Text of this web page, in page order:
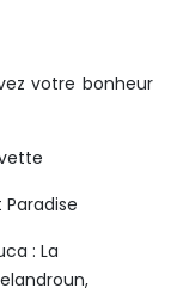
votre bonheur
: La